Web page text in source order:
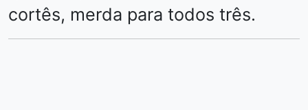
cortês, merda para todos três.